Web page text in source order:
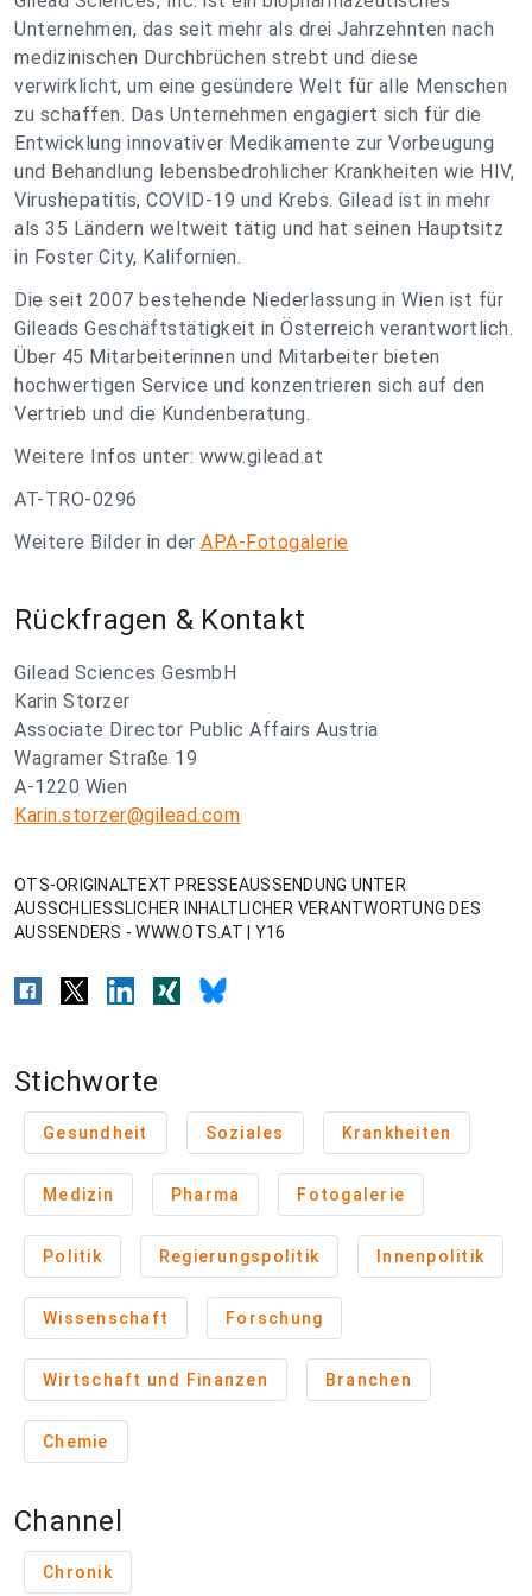
Unternehmen, das seit mehr als drei Jahrzehnten nach
medizinischen Durchbrüchen strebt und diese
verwirklicht, um eine gesündere Welt für alle Menschen
zu schaffen. Das Unternehmen engagiert sich für die
Entwicklung innovativer Medikamente zur Vorbeugung
und Behandlung lebensbedrohlicher Krankheiten wie HIV,
Virushepatitis, COVID-19 und Krebs. Gilead ist in mehr
als 35 Ländern weltweit tätig und hat seinen Hauptsitz
in Foster City, Kalifornien.
Die seit 2007 bestehende Niederlassung in Wien ist für
Gileads Geschäftstätigkeit in Österreich verantwortlich.
Über 45 Mitarbeiterinnen und Mitarbeiter bieten
hochwertigen Service und konzentrieren sich auf den
Vertrieb und die Kundenberatung.
Weitere Infos unter: www.gilead.at
AT-TRO-0296
Weitere Bilder in der APA-Fotogalerie
Rückfragen & Kontakt
Gilead Sciences GesmbH
Karin Storzer
Associate Director Public Affairs Austria
Wagramer Straße 19
A-1220 Wien
Karin.storzer@gilead.com
OTS-ORIGINALTEXT PRESSEAUSSENDUNG UNTER
AUSSCHLIESSLICHER INHALTLICHER VERANTWORTUNG DES
AUSSENDERS - WWW.OTS.AT | Y16
Stichworte
Gesundheit Soziales Krankheiten
Medizin Pharma Fotogalerie
Politik Regierungspolitik Innenpolitik
Wissenschaft Forschung
Wirtschaft und Finanzen Branchen
Chemie
Channel
Chronik